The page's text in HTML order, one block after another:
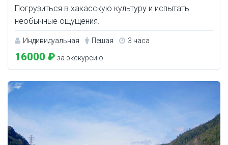
Погрузиться в хакасскую культуру и испытать
необычные ощущения.
Индивидуальная Пешая 3 часа
16000 ₽ за экскурсию